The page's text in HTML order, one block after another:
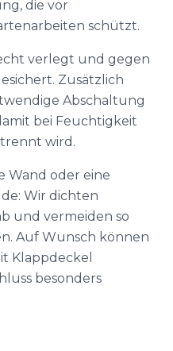
die vor
schützt.
verlegt und gegen
Zusätzlich
Abschaltung
bei Feuchtigkeit
wird.
Wand oder eine
Wir dichten
und vermeiden so
Auf Wunsch können
Klappdeckel
besonders